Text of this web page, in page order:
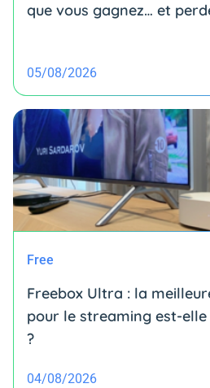
que vous gagnez… et
05/08/2026
Free
Freebox Ultra : la
pour le streaming est-
?
04/08/2026